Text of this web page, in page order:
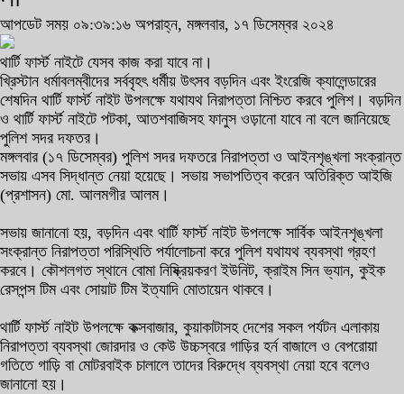
আপডেট সময় ০৯:৩৯:১৬ অপরাহ্ন, মঙ্গলবার, ১৭ ডিসেম্বর ২০২৪
থার্টি ফার্স্ট নাইটে যেসব কাজ করা যাবে না।
খ্রিস্টান ধর্মাবলম্বীদের সর্ববৃহৎ ধর্মীয় উৎসব বড়দিন এবং ইংরেজি ক্যালেন্ডারের
শেষদিন থার্টি ফার্স্ট নাইট উপলক্ষে যথাযথ নিরাপত্তা নিশ্চিত করবে পুলিশ। বড়দিন
ও থার্টি ফার্স্ট নাইটে পটকা, আতশবাজিসহ ফানুস ওড়ানো যাবে না বলে জানিয়েছে
পুলিশ সদর দফতর।
মঙ্গলবার (১৭ ডিসেম্বর) পুলিশ সদর দফতরে নিরাপত্তা ও আইনশৃঙ্খলা সংক্রান্ত
সভায় এসব সিদ্ধান্ত নেয়া হয়েছে। সভায় সভাপতিত্ব করেন অতিরিক্ত আইজি
(প্রশাসন) মো. আলমগীর আলম।
সভায় জানানো হয়, বড়দিন এবং থার্টি ফার্স্ট নাইট উপলক্ষে সার্বিক আইনশৃঙ্খলা
সংক্রান্ত নিরাপত্তা পরিস্থিতি পর্যালোচনা করে পুলিশ যথাযথ ব্যবস্থা গ্রহণ
করবে। কৌশলগত স্থানে বোমা নিষ্ক্রিয়করণ ইউনিট, ক্রাইম সিন ভ্যান, কুইক
রেসপন্স টিম এবং সোয়াট টিম ইত্যাদি মোতায়েন থাকবে।
থার্টি ফার্স্ট নাইট উপলক্ষে কক্সবাজার, কুয়াকাটাসহ দেশের সকল পর্যটন এলাকায়
নিরাপত্তা ব্যবস্থা জোরদার ও কেউ উচ্চস্বরে গাড়ির হর্ন বাজালে ও বেপরোয়া
গতিতে গাড়ি বা মোটরবাইক চালালে তাদের বিরুদ্ধে ব্যবস্থা নেয়া হবে বলেও
জানানো হয়।